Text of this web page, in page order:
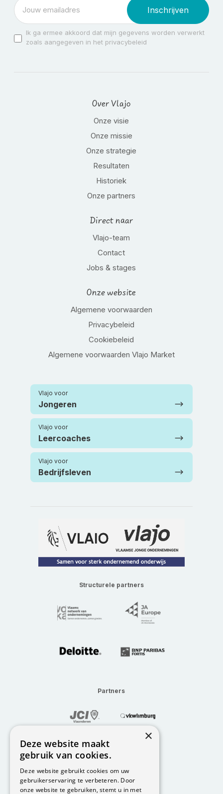
Inschrijven
Ik ga ermee akkoord dat mijn gegevens worden verwerkt
zoals aangegeven in het privacybeleid
Over Vlajo
Onze visie
Onze missie
Onze strategie
Resultaten
Historiek
Onze partners
Direct naar
Vlajo-team
Contact
Jobs & stages
Onze website
Algemene voorwaarden
Privacybeleid
Cookiebeleid
Algemene voorwaarden Vlajo Market
Vlajo voor
Jongeren
Vlajo voor
Leercoaches
Vlajo voor
Bedrijfsleven
Structurele partners
Partners
×
Deze website maakt
gebruik van cookies.
Deze website gebruikt cookies om uw
gebruikerservaring te verbeteren. Door
onze website te gebruiken, stemt u in met